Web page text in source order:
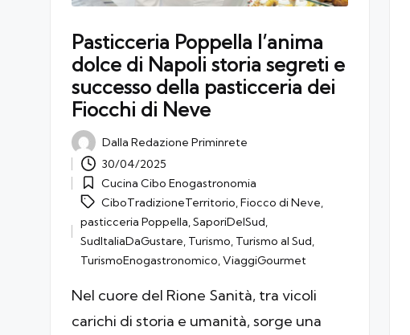
Pasticceria Poppella l’anima
dolce di Napoli storia segreti e
successo della pasticceria dei
Fiocchi di Neve
Posted
by
Dalla Redazione Priminrete
30/04/2025
Posted
in
Cucina Cibo Enogastronomia
Tags:CiboTradizioneTerritorio Fiocco di Neve
pasticceria Poppella ,SaporiDelSud
SudItaliaDaGustare Turismo Turismo al Sud
TurismoEnogastronomico ,ViaggiGourmet
Nel cuore del Rione Sanità, tra vicoli
carichi di storia e umanità, sorge una